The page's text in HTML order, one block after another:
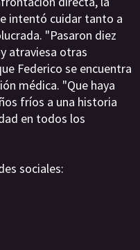
intentó cuidar tanto a
"Pasaron diez
atraviesa otras
Federico se encuentra
médica. "Que haya
fríos a una historia
en todos los
sociales: